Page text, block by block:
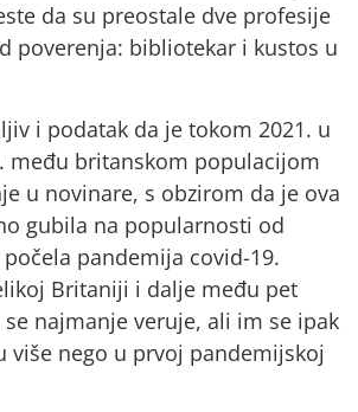
da su preostale dve profesije
poverenja: bibliotekar i kustos u
i podatak da je tokom 2021. u
među britanskom populacijom
u novinare, s obzirom da je ova
gubila na popularnosti od
pandemija covid-19.
Britaniji i dalje među pet
najmanje veruje, ali im se ipak
više nego u prvoj pandemijskoj